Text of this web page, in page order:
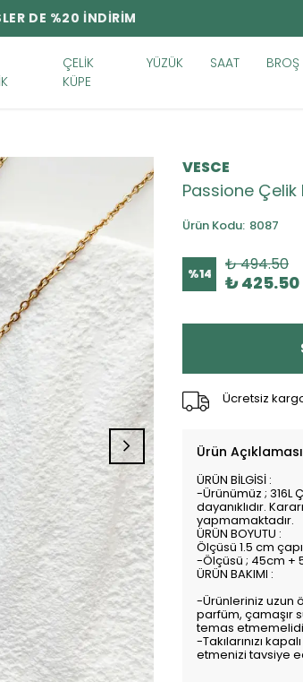
DE %20 İNDİRİM
ÇELİK
KÜPE
YÜZÜK SAAT BROŞ
VESCE
Passione Çelik
Ürün Kodu: 8087
%14 ₺ 494.50
₺ 425.50
Ücretsiz
Ürün Açıklaması
ÜRÜN BİLGİSİ :
-Ürünümüz ; 316L
dayanıklıdır.
yapmamaktadır.
ÜRÜN BOYUTU :
Ölçüsü 1.5 cm
-Ölçüsü ; 45cm +
ÜRÜN BAKIMI :
-Ürünleriniz uzun
parfüm, çamaşır
temas
-Takılarınızı
etmenizi tavsiye